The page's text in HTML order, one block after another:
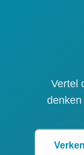
Vertel